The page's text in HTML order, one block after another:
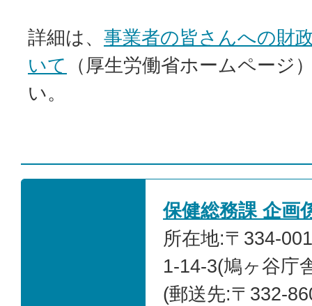
詳細は、 事業者の皆さんへの財
いて
（厚生労働省ホームページ
い。
保健総務課 企画
所在地:〒334-
1-14-3(鳩ヶ谷庁
(郵送先:〒332-